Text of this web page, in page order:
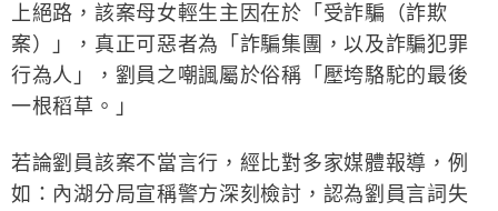
上絕路，該案母女輕生主因在於「受詐騙（詐欺
案）」，真正可惡者為「詐騙集團，以及詐騙犯罪
行為人」，劉員之嘲諷屬於俗稱「壓垮駱駝的最後
一根稻草。」
若論劉員該案不當言行，經比對多家媒體報導，例
如：內湖分局宣稱警方深刻檢討，認為劉員言詞失